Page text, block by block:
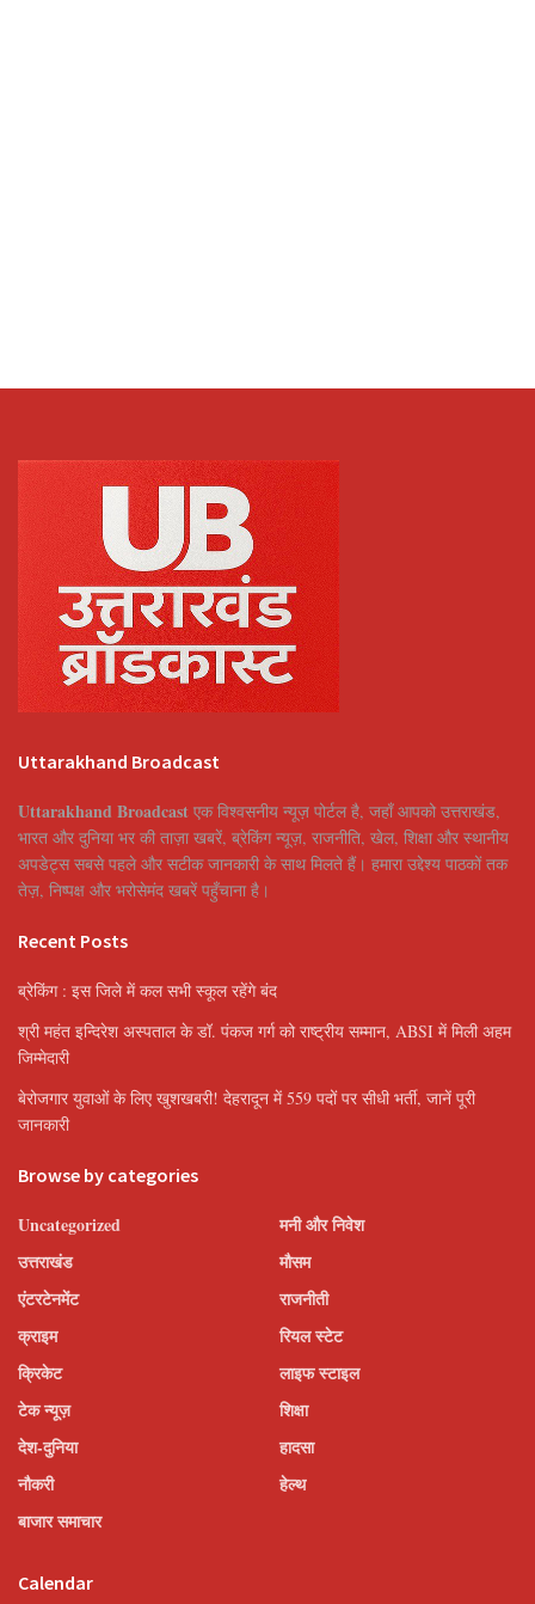
Uttarakhand Broadcast
Uttarakhand Broadcast एक विश्वसनीय न्यूज़ पोर्टल है, जहाँ आपको उत्तराखंड,
भारत और दुनिया भर की ताज़ा खबरें, ब्रेकिंग न्यूज़, राजनीति, खेल, शिक्षा और स्थानीय
अपडेट्स सबसे पहले और सटीक जानकारी के साथ मिलते हैं। हमारा उद्देश्य पाठकों तक
तेज़, निष्पक्ष और भरोसेमंद खबरें पहुँचाना है।
Recent Posts
ब्रेकिंग : इस जिले में कल सभी स्कूल रहेंगे बंद
श्री महंत इन्दिरेश अस्पताल के डॉ. पंकज गर्ग को राष्ट्रीय सम्मान, ABSI में मिली अहम
जिम्मेदारी
बेरोजगार युवाओं के लिए खुशखबरी! देहरादून में 559 पदों पर सीधी भर्ती, जानें पूरी
जानकारी
Browse by categories
Uncategorized
उत्तराखंड
एंटरटेनमेंट
क्राइम
क्रिकेट
टेक न्यूज़
देश-दुनिया
नौकरी
बाजार समाचार
मनी और निवेश
मौसम
राजनीती
रियल स्टेट
लाइफ स्टाइल
शिक्षा
हादसा
हेल्थ
Calendar